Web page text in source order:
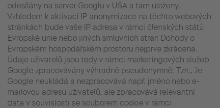
odesílány na server Googlu v USA a tam uloženy.
Vzhledem k aktivaci IP anonymizace na těchto webových
stránkách bude vaše IP adresa v rámci členských států
Evropské unie nebo jiných smluvních stran Dohody o
Evropském hospodářském prostoru nejprve zkrácena.
Údaje uživatelů jsou tedy v rámci marketingových služeb
Google zpracovávány výhradně pseudonymně. Tzn., že
Google neukládá a nezpracovává např. jméno nebo e-
mailovou adresu uživatelů, ale zpracovává relevantní
data v souvislosti se souborem cookie v rámci